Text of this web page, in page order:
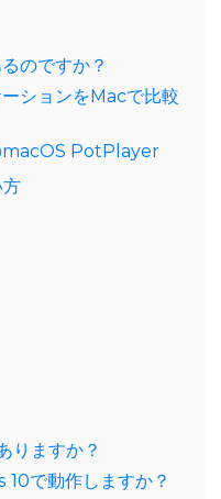
のですか？
ションをMacで比較
PotPlayer
りますか？
で動作しますか？